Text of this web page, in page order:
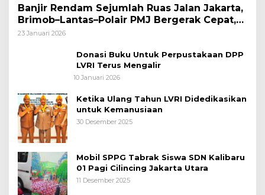
Banjir Rendam Sejumlah Ruas Jalan Jakarta,
Brimob–Lantas–Polair PMJ Bergerak Cepat,
Polri Siagakan 128.247 Personel Secara
23 Januari 2026
Donasi Buku Untuk Perpustakaan DPP
LVRI Terus Mengalir
10 Januari 2026
Ketika Ulang Tahun LVRI Didedikasikan
untuk Kemanusiaan
30 Desember 2025
Mobil SPPG Tabrak Siswa SDN Kalibaru
01 Pagi Cilincing Jakarta Utara
11 Desember 2025